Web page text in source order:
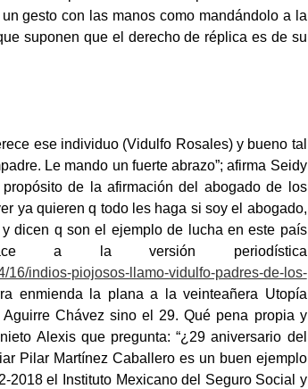
gesto con las manos como mandándolo a la
suponen que el derecho de réplica es de su
ese individuo (Vidulfo Rosales) y bueno tal
Le mando un fuerte abrazo”; afirma Seidy
de la afirmación del abogado de los
ya quieren q todo les haga si soy el abogado,
dicen q son el ejemplo de lucha en este país
a la versión periodística
16/indios-piojosos-llamo-vidulfo-padres-de-los-
enmienda la plana a la veinteañera Utopía
Chávez sino el 29. Qué pena propia y
Alexis que pregunta: “¿29 aniversario del
Pilar Martínez Caballero es un buen ejemplo
2018 el Instituto Mexicano del Seguro Social y